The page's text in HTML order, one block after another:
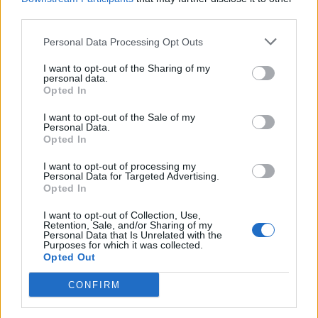
Personal Data Processing Opt Outs
I want to opt-out of the Sharing of my
personal data.
Opted In
I want to opt-out of the Sale of my
Personal Data.
Opted In
I want to opt-out of processing my
Personal Data for Targeted Advertising.
Opted In
I want to opt-out of Collection, Use,
Retention, Sale, and/or Sharing of my
Personal Data that Is Unrelated with the
Purposes for which it was collected.
Opted Out
CONFIRM